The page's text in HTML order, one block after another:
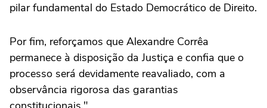
pilar fundamental do Estado Democrático de Direito.
Por fim, reforçamos que Alexandre Corrêa
permanece à disposição da Justiça e confia que o
processo será devidamente reavaliado, com a
observância rigorosa das garantias